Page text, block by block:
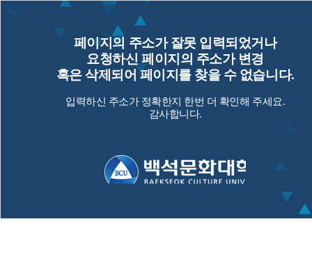
페이지의 주소가 잘못 입력되었거나
요청하신 페이지의 주소가 변경
혹은 삭제되어 페이지를 찾을 수 없습니다.
입력하신 주소가 정확한지 한번 더 확인해 주세요.
감사합니다.